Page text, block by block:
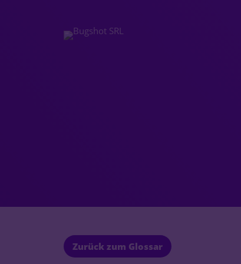
Zurück zum Glossar